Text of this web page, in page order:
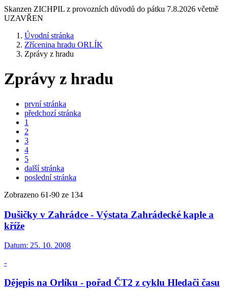
Skanzen ZICHPIL z provozních důvodů do pátku 7.8.2026 včetně
UZAVŘEN
Úvodní stránka
Zřícenina hradu ORLÍK
Zprávy z hradu
Zprávy z hradu
první stránka
předchozí stránka
1
2
3
4
5
další stránka
poslední stránka
Zobrazeno 61-90 ze 134
Dušičky v Zahrádce - Výstata Zahrádecké kaple a
kříže
Datum: 25. 10. 2008
-
Dějepis na Orlíku - pořad ČT2 z cyklu Hledači času